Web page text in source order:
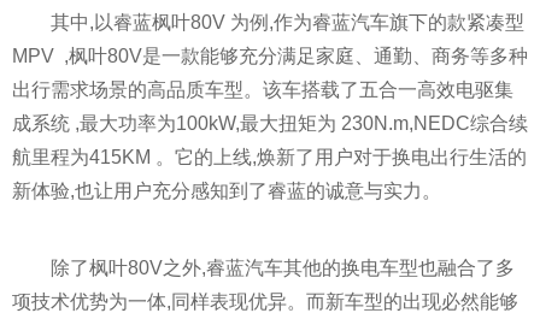
其中,以睿蓝枫叶80V 为例,作为睿蓝汽车旗下的款紧凑型
MPV ,枫叶80V是一款能够充分满足家庭、通勤、商务等多种
出行需求场景的高品质车型。该车搭载了五合一高效电驱集
成系统 ,最大功率为100kW,最大扭矩为 230N.m,NEDC综合续
航里程为415KM 。它的上线,焕新了用户对于换电出行生活的
新体验,也让用户充分感知到了睿蓝的诚意与实力。
除了枫叶80V之外,睿蓝汽车其他的换电车型也融合了多
项技术优势为一体,同样表现优异。而新车型的出现必然能够